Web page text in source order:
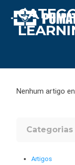
Nenhum artigo
Categorias
Artigos